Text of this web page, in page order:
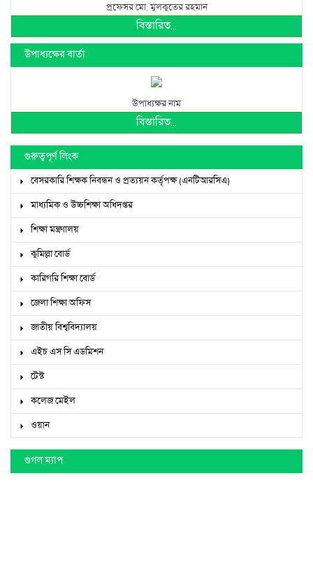
প্রফেসর মো: মুলকুতের রহমান
বিস্তারিত...
উপাধ্যক্ষের বার্তা
উপাধ্যক্ষর নাম
বিস্তারিত...
গুরুত্বপূর্ণ লিংক
বেসরকারি শিক্ষক নিবন্ধন ও প্রত্যয়ন কর্তৃপক্ষ (এনটিআরসিএ)
মাধ্যমিক ও উচ্চশিক্ষা অধিদপ্তর
শিক্ষা মন্ত্রণালয়
কুমিল্লা বোর্ড
কারিগরি শিক্ষা বোর্ড
জেলা শিক্ষা অফিস
জাতীয় বিশ্ববিদ্যালয়
এইচ এস সি এডমিশন
টেস্ট
কলেজ মেইল
ওয়ান
গুগল ম্যাপ